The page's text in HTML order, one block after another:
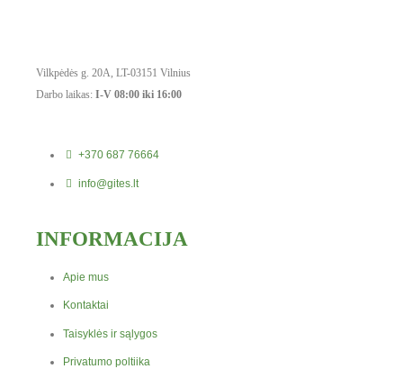
Vilkpėdės g. 20A, LT-03151 Vilnius
Darbo laikas: I-V 08:00 iki 16:00
+370 687 76664
info@gites.lt
INFORMACIJA
Apie mus
Kontaktai
Taisyklės ir sąlygos
Privatumo poltiika